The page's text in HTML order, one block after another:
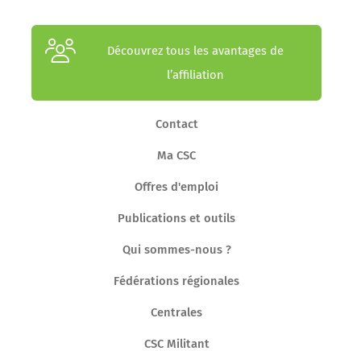
Découvrez tous les avantages de
l’affiliation
Contact
Ma CSC
Offres d'emploi
Publications et outils
Qui sommes-nous ?
Fédérations régionales
Centrales
CSC Militant